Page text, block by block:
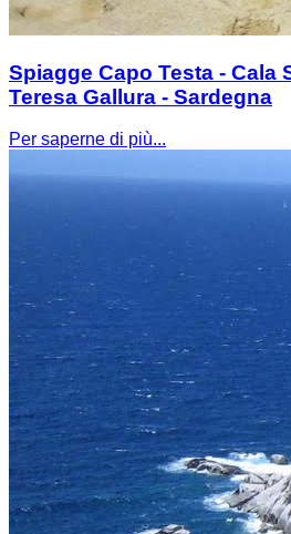
Spiagge Capo Testa - Cala
Teresa Gallura - Sardegna
Per saperne di più...